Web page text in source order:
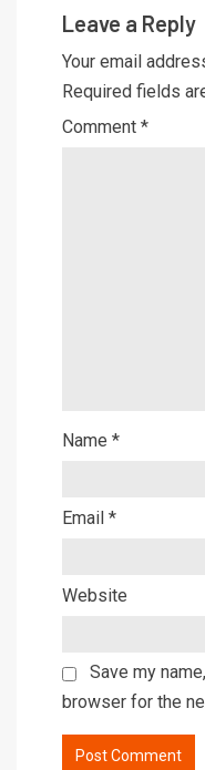
Leave a Reply
Your email
Required fields
Comment *
Name *
Email *
Website
Save my
browser for the